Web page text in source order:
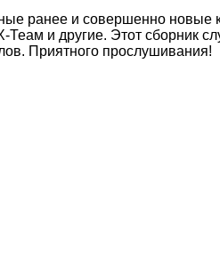
ранее и совершенно новые
и другие. Этот сборник
Приятного прослушивания!